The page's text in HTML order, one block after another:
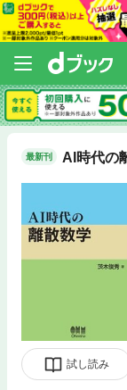
最新刊 AI時代の
試し読み